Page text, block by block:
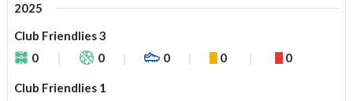
2025
Club Friendlies 3
0
0 0 0 0
Club Friendlies 1